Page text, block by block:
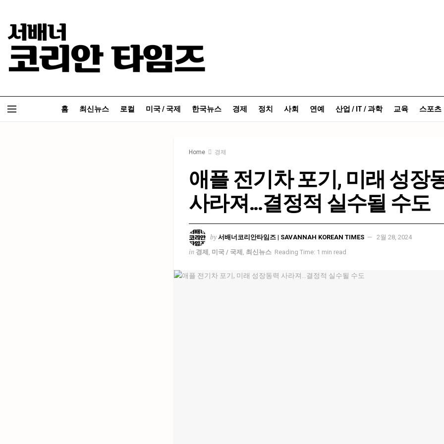
홈 최신뉴스 로컬 미국 / 국제 한국뉴스 경제 정치 사회 연예 산업 / IT / 과학 교육 스포츠
Home 경제
애플 전기차 포기, 미래 성장
사라져…결정적 실수될 수도
by 서배너코리안타임즈 | SAVANNAH KOREAN TIMES 2월 28, 2024
in 경제 미국 / 국제 최신뉴스 Reading Time: 1 min read